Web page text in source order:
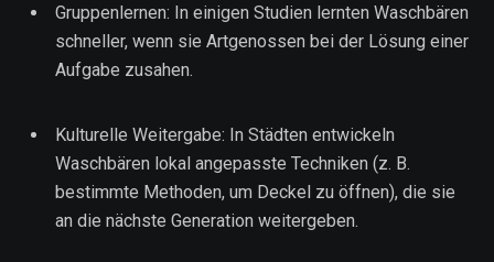
Gruppenlernen: In einigen Studien lernten Waschbären
schneller, wenn sie Artgenossen bei der Lösung einer
Aufgabe zusahen.
Kulturelle Weitergabe: In Städten entwickeln
Waschbären lokal angepasste Techniken (z. B.
bestimmte Methoden, um Deckel zu öffnen), die sie
an die nächste Generation weitergeben.